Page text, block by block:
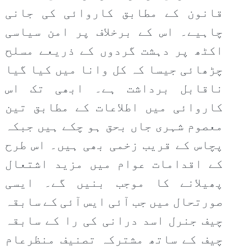
قانون کے مطابق کاروائی کی جانی
چاہیے۔ اس کے برخلاف پر امن سیاسی
اکٹھ پر دہشت گردوں کے ذریعے مسلح
چڑھائی جیسا کہ کل وانا میں کیا گیا
ناقابل برداشت ہے۔ ابھی تک اس
کاروائی میں اطلاعات کے مطابق تین
معصوم شہری جاں بحق ہو چکے ہیں جبکہ
پچاس کے قریب زخمی بھی ہیں۔ اس طرح
کے اقدامات عوام میں مزید اشتعال
پھیلانے کا موجب بنیں گے۔ ایسی
صورتحال میں جب آئی ایس آئی کے سابقہ
چیف جنرل اسد درانی کی را کے سابقہ
چیف کے ساتھ مشترکہ تصنیف منظرعام